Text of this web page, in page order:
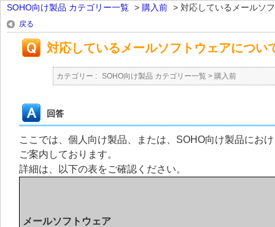
SOHO向け製品 カテゴリー一覧 > 購入前 > 対応しているメールソ
戻る
対応しているメールソフトウェアについ
カテゴリー : SOHO向け製品 カテゴリー一覧 > 購入前
回答
ここでは、個人向け製品、または、SOHO向け製品にお
ご案内しております。
詳細は、以下の表をご確認ください。
メールソフトウェア